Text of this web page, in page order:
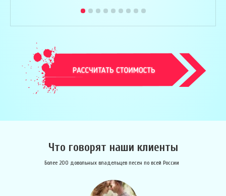
Что говорят наши клиенты
Более 200 довольных владельцев песен по всей России